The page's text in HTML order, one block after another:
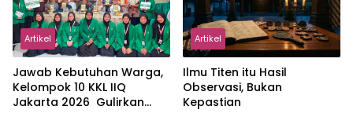
Artikel
Jawab Kebutuhan Warga,
Kelompok 10 KKL IIQ
Jakarta 2026 Gulirkan
Artikel
Ilmu Titen itu Hasil
Observasi, Bukan
Kepastian